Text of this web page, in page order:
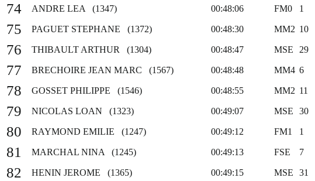
74 ANDRE LEA (1347) 00:48:06 FM0 1
75 PAGUET STEPHANE (1372) 00:48:30 MM2 10
76 THIBAULT ARTHUR (1304) 00:48:47 MSE 29
77 BRECHOIRE JEAN MARC (1567) 00:48:48 MM4 6
78 GOSSET PHILIPPE (1546) 00:48:55 MM2 11
79 NICOLAS LOAN (1323) 00:49:07 MSE 30
80 RAYMOND EMILIE (1247) 00:49:12 FM1 1
81 MARCHAL NINA (1245) 00:49:13 FSE 7
82 HENIN JEROME (1365) 00:49:15 MSE 31